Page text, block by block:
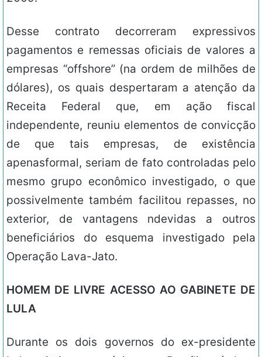
Desse contrato decorreram expressivos
pagamentos e remessas oficiais de valores a
empresas “offshore” (na ordem de milhões de
dólares), os quais despertaram a atenção da
Receita Federal que, em ação fiscal
independente, reuniu elementos de convicção
de que tais empresas, de existência
apenasformal, seriam de fato controladas pelo
mesmo grupo econômico investigado, o que
possivelmente também facilitou repasses, no
exterior, de vantagens ndevidas a outros
beneficiários do esquema investigado pela
Operação Lava-Jato.
HOMEM DE LIVRE ACESSO AO GABINETE DE
LULA
Durante os dois governos do ex-presidente